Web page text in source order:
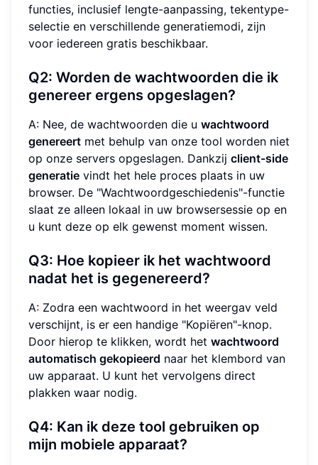
functies, inclusief lengte-aanpassing, tekentype-
selectie en verschillende generatiemodi, zijn
voor iedereen gratis beschikbaar.
Q2: Worden de wachtwoorden die ik
genereer ergens opgeslagen?
A: Nee, de wachtwoorden die u wachtwoord
genereert met behulp van onze tool worden niet
op onze servers opgeslagen. Dankzij client-side
generatie vindt het hele proces plaats in uw
browser. De "Wachtwoordgeschiedenis"-functie
slaat ze alleen lokaal in uw browsersessie op en
u kunt deze op elk gewenst moment wissen.
Q3: Hoe kopieer ik het wachtwoord
nadat het is gegenereerd?
A: Zodra een wachtwoord in het weergav veld
verschijnt, is er een handige "Kopiëren"-knop.
Door hierop te klikken, wordt het wachtwoord
automatisch gekopieerd naar het klembord van
uw apparaat. U kunt het vervolgens direct
plakken waar nodig.
Q4: Kan ik deze tool gebruiken op
mijn mobiele apparaat?